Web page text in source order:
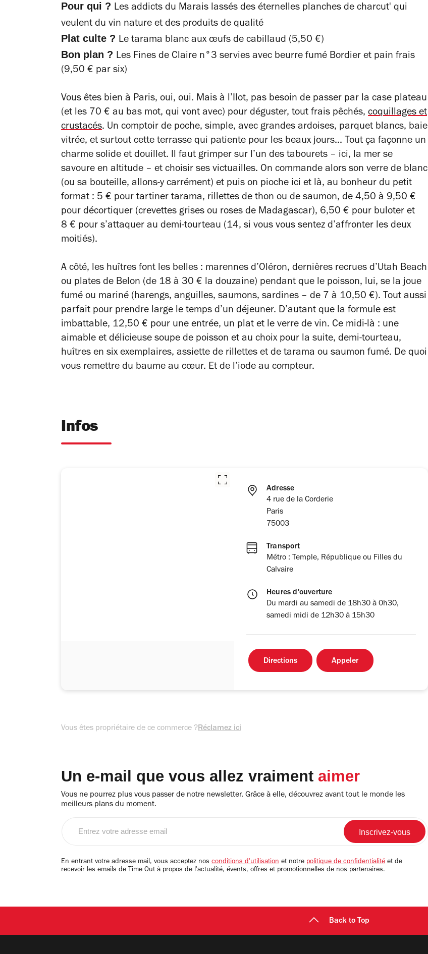
Pour qui ? Les addicts du Marais lassés des éternelles planches de charcut' qui
veulent du vin nature et des produits de qualité
Plat culte ? Le tarama blanc aux œufs de cabillaud (5,50 €)
Bon plan ? Les Fines de Claire n°3 servies avec beurre fumé Bordier et pain frais
(9,50 € par six)
Vous êtes bien à Paris, oui, oui. Mais à l’Ilot, pas besoin de passer par la case plateau
(et les 70 € au bas mot, qui vont avec) pour déguster, tout frais pêchés, coquillages et
crustacés. Un comptoir de poche, simple, avec grandes ardoises, parquet blancs, baie
vitrée, et surtout cette terrasse qui patiente pour les beaux jours... Tout ça façonne un
charme solide et douillet. Il faut grimper sur l’un des tabourets – ici, la mer se
savoure en altitude – et choisir ses victuailles. On commande alors son verre de blanc
(ou sa bouteille, allons-y carrément) et puis on pioche ici et là, au bonheur du petit
format : 5 € pour tartiner tarama, rillettes de thon ou de saumon, de 4,50 à 9,50 €
pour décortiquer (crevettes grises ou roses de Madagascar), 6,50 € pour buloter et
8 € pour s’attaquer au demi-tourteau (14, si vous vous sentez d’affronter les deux
moitiés).
A côté, les huîtres font les belles : marennes d’Oléron, dernières recrues d’Utah Beach
ou plates de Belon (de 18 à 30 € la douzaine) pendant que le poisson, lui, se la joue
fumé ou mariné (harengs, anguilles, saumons, sardines – de 7 à 10,50 €). Tout aussi
parfait pour prendre large le temps d’un déjeuner. D’autant que la formule est
imbattable, 12,50 € pour une entrée, un plat et le verre de vin. Ce midi-là : une
aimable et délicieuse soupe de poisson et au choix pour la suite, demi-tourteau,
huîtres en six exemplaires, assiette de rillettes et de tarama ou saumon fumé. De quoi
vous remettre du baume au cœur. Et de l’iode au compteur.
Infos
Adresse
4 rue de la Corderie
Paris
75003
Transport
Métro : Temple, République ou Filles du
Calvaire
Heures d'ouverture
Du mardi au samedi de 18h30 à 0h30,
samedi midi de 12h30 à 15h30
Directions Appeler
Vous êtes propriétaire de ce commerce ?Réclamez ici
Un e-mail que vous allez vraiment aimer
Vous ne pourrez plus vous passer de notre newsletter. Grâce à elle, découvrez avant tout le monde les
meilleurs plans du moment.
email
En entrant votre adresse mail, vous acceptez nos conditions d'utilisation et notre politique de confidentialité et de
recevoir les emails de Time Out à propos de l'actualité, évents, offres et promotionnelles de nos partenaires.
Back to Top